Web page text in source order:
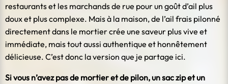
restaurants et les marchands de rue pour un goût d’ail plus
doux et plus complexe. Mais à la maison, de l’ail frais pilonné
directement dans le mortier crée une saveur plus vive et
immédiate, mais tout aussi authentique et honnêtement
délicieuse. C’est donc la version que je partage ici.
Si vous n’avez pas de mortier et de pilon, un sac zip et un